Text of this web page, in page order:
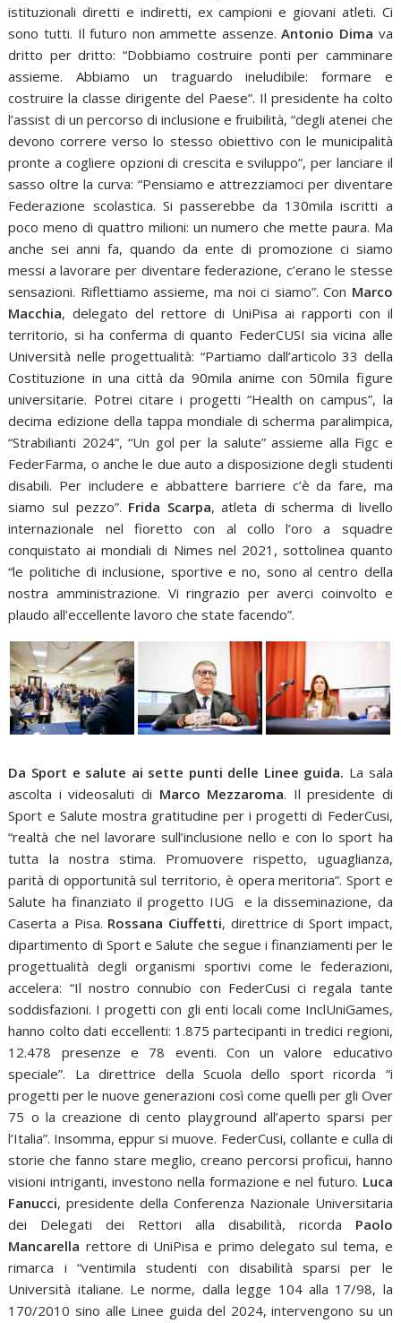
istituzionali diretti e indiretti, ex campioni e giovani atleti. Ci
sono tutti. Il futuro non ammette assenze.Antonio Dima va
dritto per dritto: “Dobbiamo costruire ponti per camminare
assieme. Abbiamo un traguardo ineludibile: formare e
costruire la classe dirigente del Paese”. Il presidente ha colto
l’assist di un percorso di inclusione e fruibilità, “degli atenei che
devono correre verso lo stesso obiettivo con le municipalità
pronte a cogliere opzioni di crescita e sviluppo”, per lanciare il
sasso oltre la curva: “Pensiamo e attrezziamoci per diventare
Federazione scolastica. Si passerebbe da 130mila iscritti a
poco meno di quattro milioni: un numero che mette paura. Ma
anche sei anni fa, quando da ente di promozione ci siamo
messi a lavorare per diventare federazione, c’erano le stesse
sensazioni. Riflettiamo assieme, ma noi ci siamo”. Con Marco
Macchia, delegato del rettore di UniPisa ai rapporti con il
territorio, si ha conferma di quanto FederCUSI sia vicina alle
Università nelle progettualità: “Partiamo dall’articolo 33 della
Costituzione in una città da 90mila anime con 50mila figure
universitarie. Potrei citare i progetti “Health on campus”, la
decima edizione della tappa mondiale di scherma paralimpica,
“Strabilianti 2024”, “Un gol per la salute” assieme alla Figc e
FederFarma, o anche le due auto a disposizione degli studenti
disabili. Per includere e abbattere barriere c’è da fare, ma
siamo sul pezzo”. Frida Scarpa, atleta di scherma di livello
internazionale nel fioretto con al collo l’oro a squadre
conquistato ai mondiali di Nimes nel 2021, sottolinea quanto
“le politiche di inclusione, sportive e no, sono al centro della
nostra amministrazione. Vi ringrazio per averci coinvolto e
plaudo all’eccellente lavoro che state facendo”.
Da Sport e salute ai sette punti delle Linee guida. La sala
ascolta i videosaluti di Marco Mezzaroma. Il presidente di
Sport e Salute mostra gratitudine per i progetti di FederCusi,
“realtà che nel lavorare sull’inclusione nello e con lo sport ha
tutta la nostra stima. Promuovere rispetto, uguaglianza,
parità di opportunità sul territorio, è opera meritoria”. Sport e
Salute ha finanziato il progetto IUG e la disseminazione, da
Caserta a Pisa. Rossana Ciuffetti, direttrice di Sport impact,
dipartimento di Sport e Salute che segue i finanziamenti per le
progettualità degli organismi sportivi come le federazioni,
accelera: “Il nostro connubio con FederCusi ci regala tante
soddisfazioni. I progetti con gli enti locali come InclUniGames,
hanno colto dati eccellenti: 1.875 partecipanti in tredici regioni,
12.478 presenze e 78 eventi. Con un valore educativo
speciale”. La direttrice della Scuola dello sport ricorda “i
progetti per le nuove generazioni così come quelli per gli Over
75 o la creazione di cento playground all’aperto sparsi per
l’Italia”. Insomma, eppur si muove. FederCusi, collante e culla di
storie che fanno stare meglio, creano percorsi proficui, hanno
visioni intriganti, investono nella formazione e nel futuro. Luca
Fanucci, presidente della Conferenza Nazionale Universitaria
dei Delegati dei Rettori alla disabilità, ricorda Paolo
Mancarella rettore di UniPisa e primo delegato sul tema, e
rimarca i “ventimila studenti con disabilità sparsi per le
Università italiane. Le norme, dalla legge 104 alla 17/98, la
170/2010 sino alle Linee guida del 2024, intervengono su un